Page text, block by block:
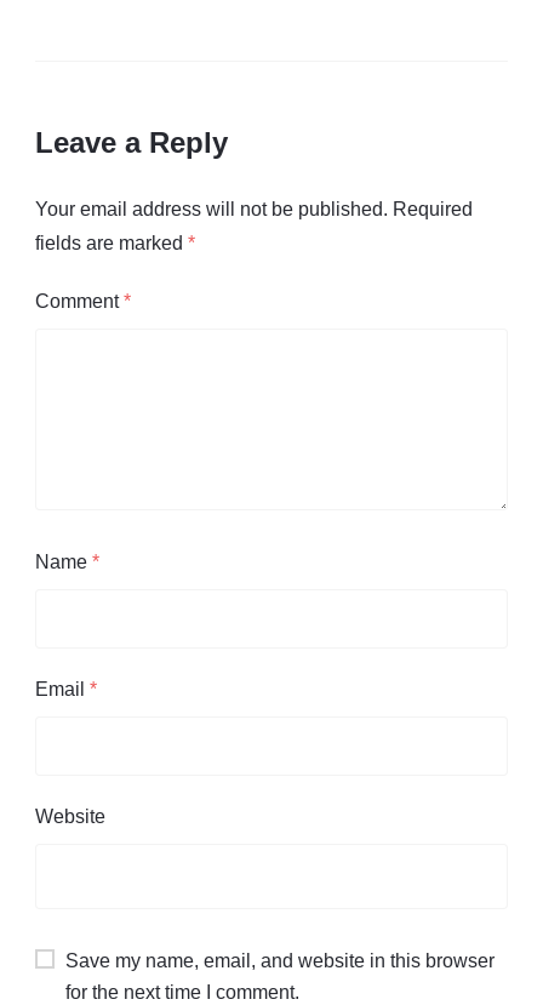
Leave a Reply
Your email address will not be published. Required
fields are marked *
Comment*
Name *
Email *
Website
Save my name, email, and website in this browser
for the next time I comment.